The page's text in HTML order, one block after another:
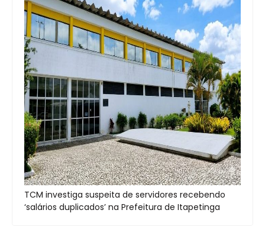
TCM investiga suspeita de servidores recebendo
‘salários duplicados’ na Prefeitura de Itapetinga